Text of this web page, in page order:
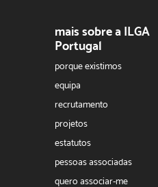
mais sobre a ILGA
Portugal
porque existimos
equipa
recrutamento
projetos
estatutos
pessoas associadas
quero associar-me